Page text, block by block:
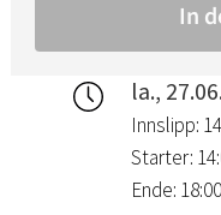
la.,
Innslipp:
Starter:
Ende: 18:00